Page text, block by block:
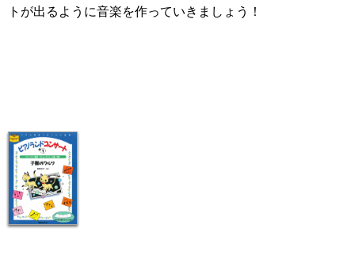
トが出るように音楽を作っていきましょう！